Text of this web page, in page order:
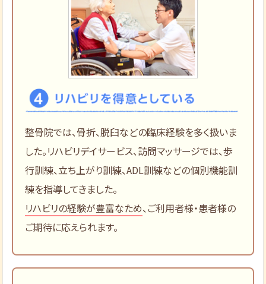
整骨院では、骨折、脱臼などの臨床経験を多く扱いま
した。リハビリデイサービス、訪問マッサージでは、歩
行訓練、立ち上がり訓練、ADL訓練などの個別機能訓
練を指導してきました。
リハビリの経験が豊富なため、ご利用者様・患者様の
ご期待に応えられます。